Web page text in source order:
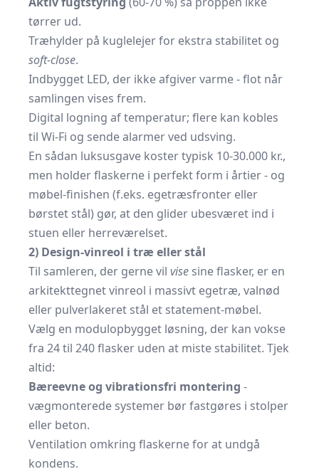
tørrer ud.
Træhylder på kuglelejer for ekstra stabilitet og
soft-close.
Indbygget LED, der ikke afgiver varme - flot når
samlingen vises frem.
Digital logning af temperatur; flere kan kobles
til Wi-Fi og sende alarmer ved udsving.
En sådan luksusgave koster typisk 10-30.000 kr.,
men holder flaskerne i perfekt form i årtier - og
møbel-finishen (f.eks. egetræsfronter eller
børstet stål) gør, at den glider ubesværet ind i
stuen eller herreværelset.
2) Design-vinreol i træ eller stål
Til samleren, der gerne vil vise sine flasker, er en
arkitekttegnet vinreol i massivt egetræ, valnød
eller pulverlakeret stål et statement-møbel.
Vælg en modulopbygget løsning, der kan vokse
fra 24 til 240 flasker uden at miste stabilitet. Tjek
altid:
Bæreevne og vibrationsfri montering -
vægmonterede systemer bør fastgøres i stolper
eller beton.
Ventilation omkring flaskerne for at undgå
kondens.